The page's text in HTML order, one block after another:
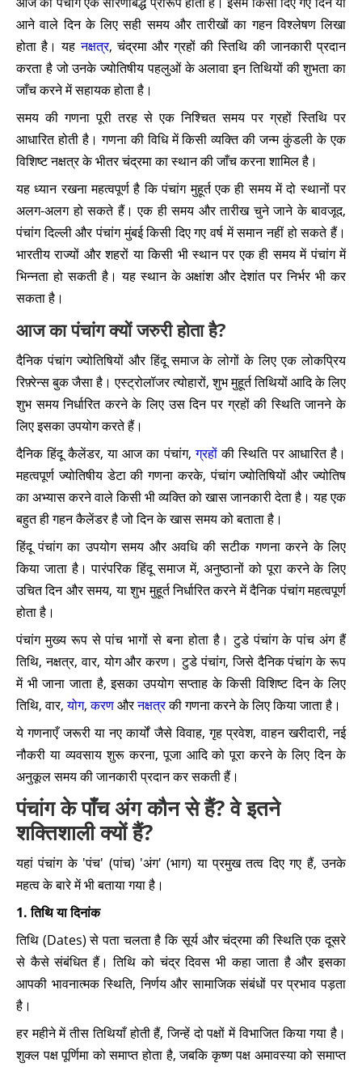
आने वाले दिन के लिए सही समय और तारीखों का गहन विश्लेषण लिखा
होता है। यह नक्षत्र, चंद्रमा और ग्रहों की स्तिथि की जानकारी प्रदान
करता है जो उनके ज्योतिषीय पहलुओं के अलावा इन तिथियों की शुभता का
जाँच करने में सहायक होता है।
समय की गणना पूरी तरह से एक निश्चित समय पर ग्रहों स्तिथि पर
आधारित होती है। गणना की विधि में किसी व्यक्ति की जन्म कुंडली के एक
विशिष्ट नक्षत्र के भीतर चंद्रमा का स्थान की जाँच करना शामिल है।
यह ध्यान रखना महत्वपूर्ण है कि पंचांग मुहूर्त एक ही समय में दो स्थानों पर
अलग-अलग हो सकते हैं। एक ही समय और तारीख चुने जाने के बावजूद,
पंचांग दिल्ली और पंचांग मुंबई किसी दिए गए वर्ष में समान नहीं हो सकते हैं।
भारतीय राज्यों और शहरों या किसी भी स्थान पर एक ही समय में पंचांग में
भिन्नता हो सकती है। यह स्थान के अक्षांश और देशांत पर निर्भर भी कर
सकता है।
आज का पंचांग क्यों जरुरी होता है?
दैनिक पंचांग ज्योतिषियों और हिंदू समाज के लोगों के लिए एक लोकप्रिय
रिफ़्रेन्स बुक जैसा है। एस्ट्रोलॉजर त्योहारों, शुभ मुहूर्त तिथियों आदि के लिए
शुभ समय निर्धारित करने के लिए उस दिन पर ग्रहों की स्थिति जानने के
लिए इसका उपयोग करते हैं।
दैनिक हिंदू कैलेंडर, या आज का पंचांग, ​​ग्रहोंकी स्थिति पर आधारित है।
महत्वपूर्ण ज्योतिषीय डेटा की गणना करके, पंचांग ज्योतिषियों और ज्योतिष
का अभ्यास करने वाले किसी भी व्यक्ति को खास जानकारी देता है। यह एक
बहुत ही गहन कैलेंडर है जो दिन के खास समय को बताता है।
हिंदू पंचांग का उपयोग समय और अवधि की सटीक गणना करने के लिए
किया जाता है। पारंपरिक हिंदू समाज में, अनुष्ठानों को पूरा करने के लिए
उचित दिन और समय, या शुभ मुहूर्त निर्धारित करने में दैनिक पंचांग महत्वपूर्ण
होता है।
पंचांग मुख्य रूप से पांच भागों से बना होता है। टुडे पंचांग के पांच अंग हैं
तिथि, नक्षत्र, वार, योग और करण। टुडे पंचांग, जिसे दैनिक पंचांग के रूप
में भी जाना जाता है, इसका उपयोग सप्ताह के किसी विशिष्ट दिन के लिए
तिथि, वार,योग,करणऔरनक्षत्रकी गणना करने के लिए किया जाता है।
ये गणनाएँ जरूरी या नए कार्यों जैसे विवाह, गृह प्रवेश, वाहन खरीदारी, नई
नौकरी या व्यवसाय शुरू करना, पूजा आदि को पूरा करने के लिए दिन के
अनुकूल समय की जानकारी प्रदान कर सकती हैं।
पंचांग के पाँच अंग कौन से हैं? वे इतने
शक्तिशाली क्यों हैं?
यहां पंचांग के 'पंच' (पांच) 'अंग' (भाग) या प्रमुख तत्व दिए गए हैं, उनके
महत्व के बारे में भी बताया गया है।
1. तिथि या दिनांक
तिथि (Dates) से पता चलता है कि सूर्य और चंद्रमा की स्थिति एक दूसरे
से कैसे संबंधित हैं। तिथि को चंद्र दिवस भी कहा जाता है और इसका
आपकी भावनात्मक स्थिति, निर्णय और सामाजिक संबंधों पर प्रभाव पड़ता
है।
हर महीने में तीस तिथियाँ होती हैं, जिन्हें दो पक्षों में विभाजित किया गया है।
शुक्ल पक्ष पूर्णिमा को समाप्त होता है, जबकि कृष्ण पक्ष अमावस्या को समाप्त